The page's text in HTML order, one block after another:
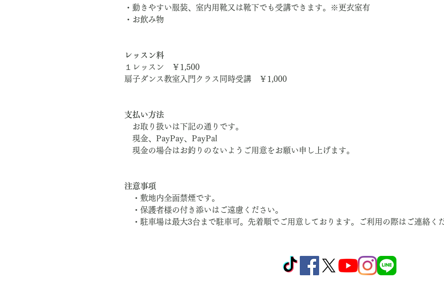
・動きやすい服装、室内用靴又は靴下でも受講できます。※更衣室有
・お飲み物
レッスン料
１レッスン　￥1,500
扇子ダンス教室入門クラス同時受講　￥1,000
支払い方法
お取り扱いは下記の通りです。
現金、PayPay、PayPal
現金の場合はお釣りのないようご用意をお願い申し上げます。
注意事項
・敷地内全面禁煙です。
・保護者様の付き添いはご遠慮ください。
・駐車場は最大3台まで駐車可。先着順でご用意しております。ご利用の際はご連絡く